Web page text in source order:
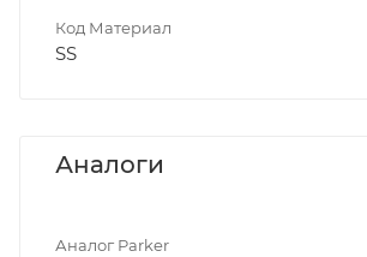
Код Материал
SS
Аналоги
Аналог Parker